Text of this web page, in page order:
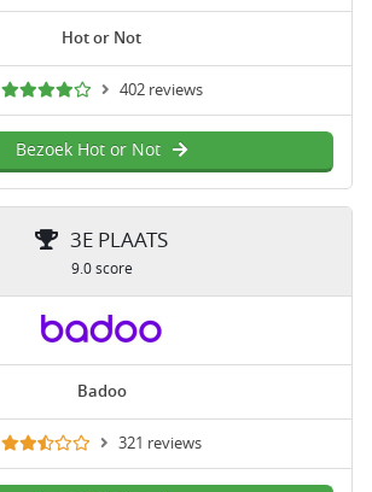
Hot or Not
402 reviews
Bezoek Hot or Not
3E PLAATS
9.0 score
Badoo
321 reviews